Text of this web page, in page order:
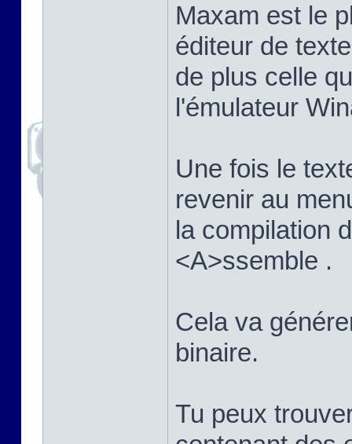
Maxam est le
éditeur de
de plus celle
l'émulateur
Une fois le
revenir au
la compilation
<A>ssemble .
Cela va
binaire.
Tu peux